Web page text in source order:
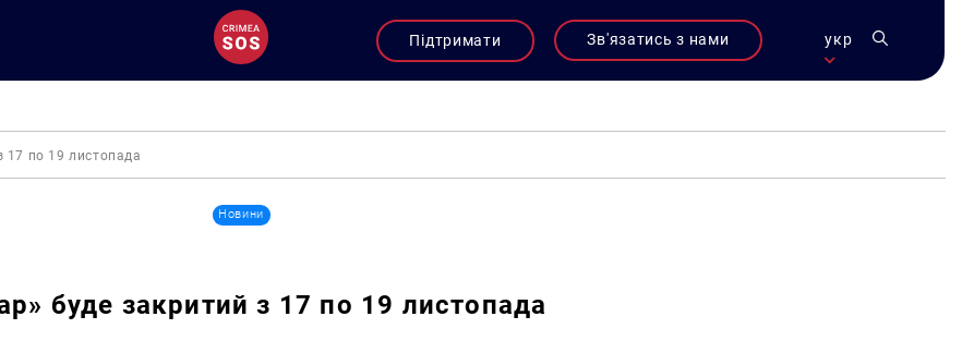
Підтримати Зв'язатись з нами укр
17 по 19 листопада
Новини
буде закритий з 17 по 19 листопада